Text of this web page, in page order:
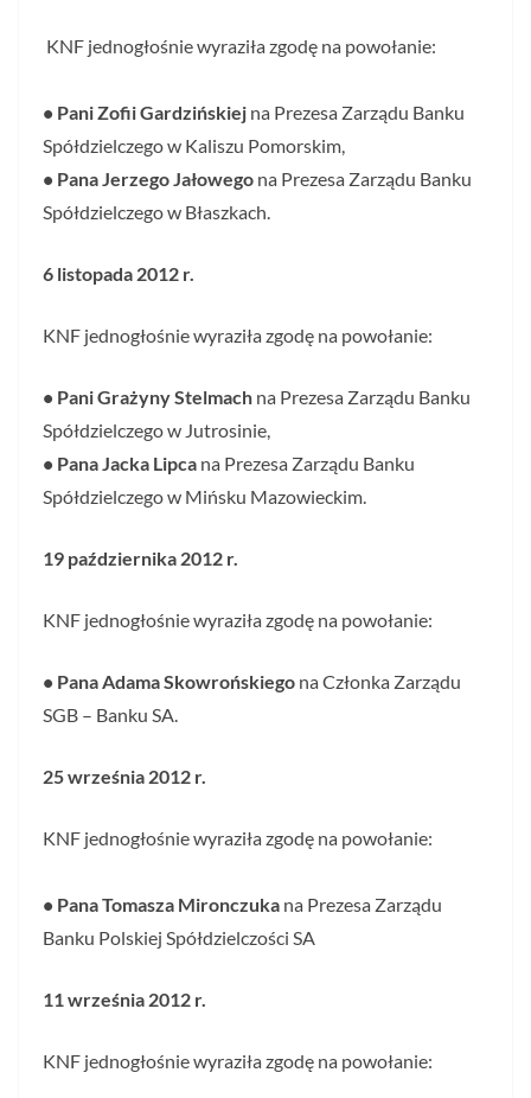
KNF jednogłośnie wyraziła zgodę na powołanie:
• Pani Zofii Gardzińskiej na Prezesa Zarządu Banku
Spółdzielczego w Kaliszu Pomorskim,
• Pana Jerzego Jałowego na Prezesa Zarządu Banku
Spółdzielczego w Błaszkach.
6 listopada 2012 r.
KNF jednogłośnie wyraziła zgodę na powołanie:
• Pani Grażyny Stelmach na Prezesa Zarządu Banku
Spółdzielczego w Jutrosinie,
• Pana Jacka Lipca na Prezesa Zarządu Banku
Spółdzielczego w Mińsku Mazowieckim.
19 października 2012 r.
KNF jednogłośnie wyraziła zgodę na powołanie:
• Pana Adama Skowrońskiego na Członka Zarządu
SGB – Banku SA.
25 września 2012 r.
KNF jednogłośnie wyraziła zgodę na powołanie:
• Pana Tomasza Mironczuka na Prezesa Zarządu
Banku Polskiej Spółdzielczości SA
11 września 2012 r.
KNF jednogłośnie wyraziła zgodę na powołanie: